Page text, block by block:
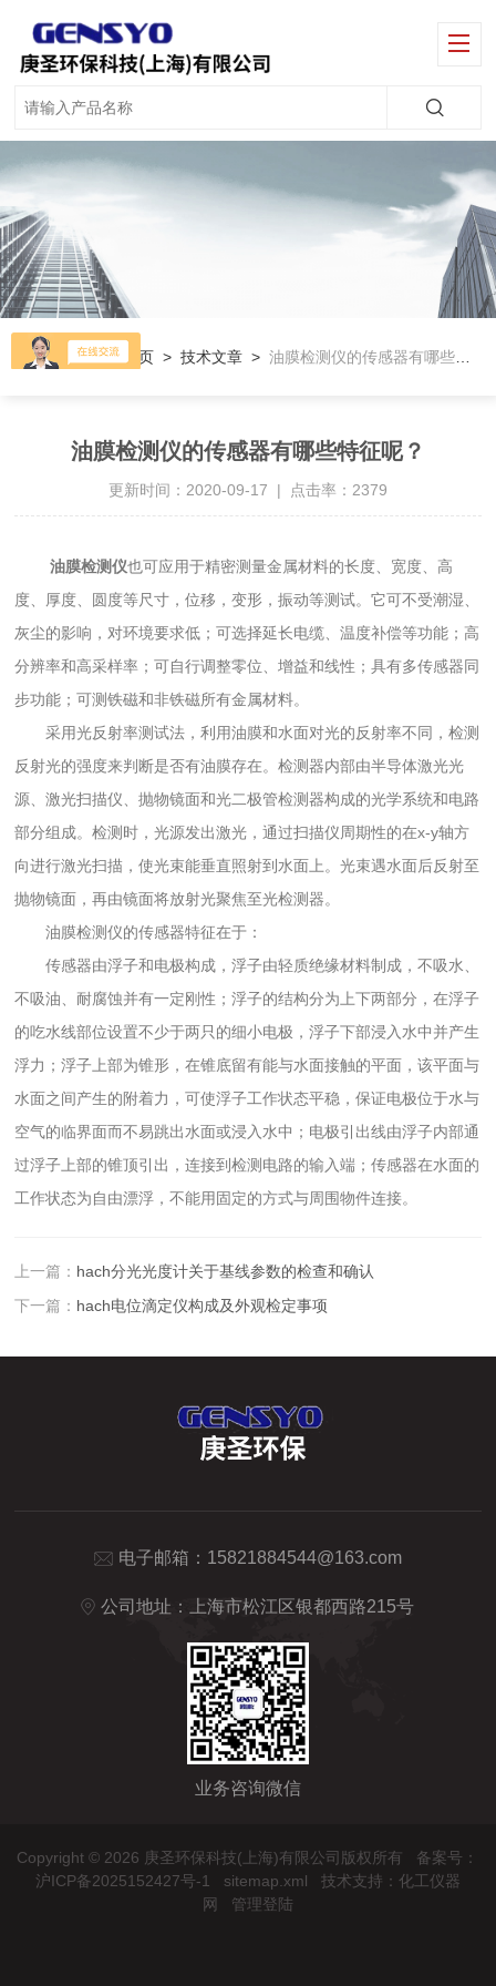
当前位置： 首页 >技术文章 >油膜检测仪的传感器有哪些特征呢？
油膜检测仪的传感器有哪些特征呢？
更新时间：2020-09-17 | 点击率：2379
油膜检测仪也可应用于精密测量金属材料的长度、宽度、高
度、厚度、圆度等尺寸，位移，变形，振动等测试。它可不受潮湿、
灰尘的影响，对环境要求低；可选择延长电缆、温度补偿等功能；高
分辨率和高采样率；可自行调整零位、增益和线性；具有多传感器同
步功能；可测铁磁和非铁磁所有金属材料。
采用光反射率测试法，利用油膜和水面对光的反射率不同，检测
反射光的强度来判断是否有油膜存在。检测器内部由半导体激光光
源、激光扫描仪、抛物镜面和光二极管检测器构成的光学系统和电路
部分组成。检测时，光源发出激光，通过扫描仪周期性的在x-y轴方
向进行激光扫描，使光束能垂直照射到水面上。光束遇水面后反射至
抛物镜面，再由镜面将放射光聚焦至光检测器。
油膜检测仪的传感器特征在于：
传感器由浮子和电极构成，浮子由轻质绝缘材料制成，不吸水、
不吸油、耐腐蚀并有一定刚性；浮子的结构分为上下两部分，在浮子
的吃水线部位设置不少于两只的细小电极，浮子下部浸入水中并产生
浮力；浮子上部为锥形，在锥底留有能与水面接触的平面，该平面与
水面之间产生的附着力，可使浮子工作状态平稳，保证电极位于水与
空气的临界面而不易跳出水面或浸入水中；电极引出线由浮子内部通
过浮子上部的锥顶引出，连接到检测电路的输入端；传感器在水面的
工作状态为自由漂浮，不能用固定的方式与周围物件连接。
上一篇： hach分光光度计关于基线参数的检查和确认
下一篇： hach电位滴定仪构成及外观检定事项
电子邮箱： 15821884544@163.com
公司地址：上海市松江区银都西路215号
业务咨询微信
Copyright © 2026 庚圣环保科技(上海)有限公司版权所有 备案号：
沪ICP备2025152427号-1
sitemap.xml 技术支持： 化工仪器
网
管理登陆